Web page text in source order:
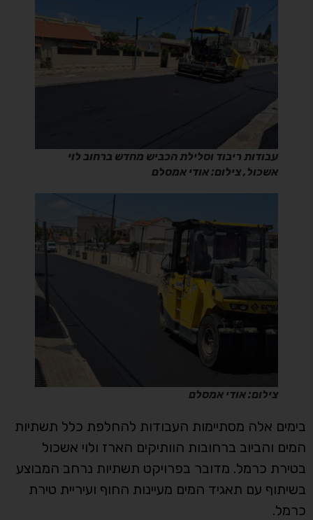
עבודות ריבוד וסלילת הכביש מחדש ברחוב לוי
אשכול, צילום: אודי אמסלם
צילום: אודי אמסלם
בימים אלה מסתיימות העבודות להחלפת כלל תשתיות
המים והביוב ברחובות הוותיקים הארז ולוי אשכול
בטירת כרמל. מדובר בפרויקט תשתיות נרחב המבוצע
בשיתוף עם תאגיד המים מעיינות החוף ועיריית טירת
כרמל.